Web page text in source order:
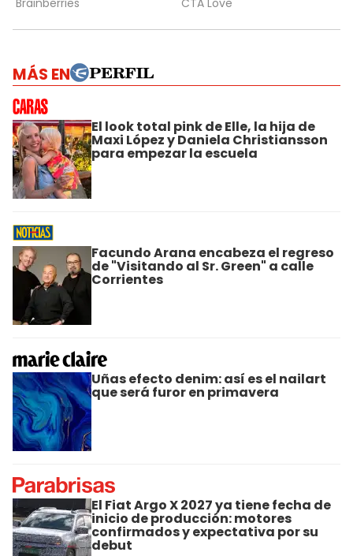
MÁS EN
El look total pink de Elle, la hija de
Maxi López y Daniela Christiansson
para empezar la escuela
Facundo Arana encabeza el regreso
de "Visitando al Sr. Green" a calle
Corrientes
Uñas efecto denim: así es el nailart
que será furor en primavera
El Fiat Argo X 2027 ya tiene fecha de
inicio de producción: motores
confirmados y expectativa por su
debut